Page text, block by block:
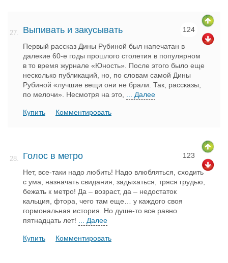
27. Выпивать и закусывать 124
Первый рассказ Дины Рубиной был напечатан в
далекие 60-е годы прошлого столетия в популярном
в то время журнале «Юность». После этого было еще
несколько публикаций, но, по словам самой Дины
Рубиной «лучшие вещи они не брали. Так, рассказы,
по мелочи». Несмотря на это, ... Далее
Купить Комментировать
28. Голос в метро 123
Нет, все-таки надо любить! Надо влюбляться, сходить
с ума, назначать свидания, задыхаться, тряся грудью,
бежать к метро! Да – возраст, да – недостаток
кальция, фтора, чего там еще… у каждого своя
гормональная история. Но душе-то все равно
пятнадцать лет! ... Далее
Купить Комментировать